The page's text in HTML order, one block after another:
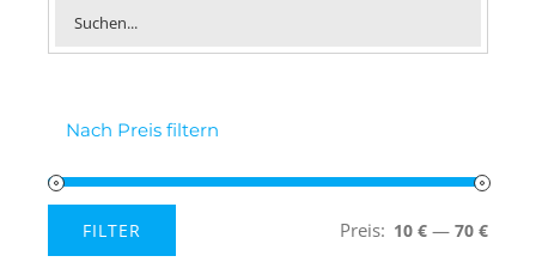
Nach Preis filtern
FILTER Preis: 10 € — 70 €